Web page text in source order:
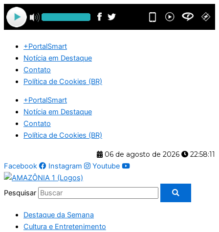
Ir
para
o
+PortalSmart
Notícia em Destaque
Contato
Política de Cookies (BR)
+PortalSmart
Notícia em Destaque
Contato
Política de Cookies (BR)
06 de agosto de 2026
22:58:12
Facebook
Instagram Youtube
Pesquisar
Destaque da Semana
Cultura e Entretenimento